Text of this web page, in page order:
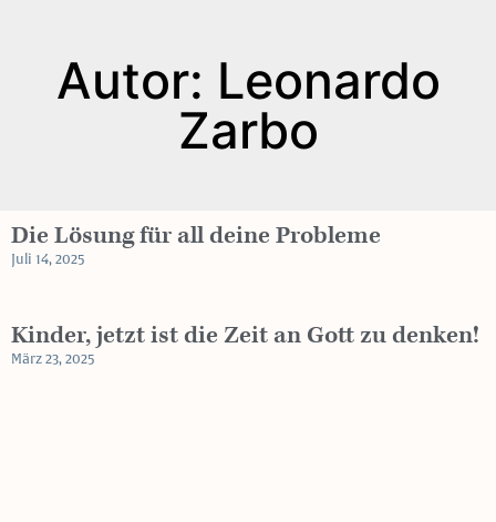
Autor: Leonardo
Zarbo
Die Lösung für all deine Probleme
Juli 14, 2025
Kinder, jetzt ist die Zeit an Gott zu denken!
März 23, 2025